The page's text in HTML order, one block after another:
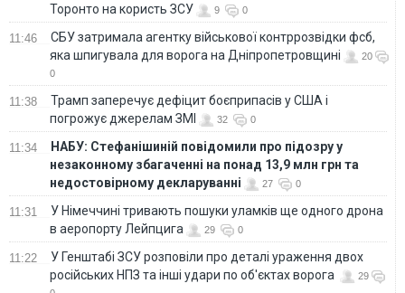
Торонто на користь ЗСУ
9 0
11:46
СБУ затримала агентку військової контррозвідки фсб,
яка шпигувала для ворога на Дніпропетровщині
20
0
11:38
Трамп заперечує дефіцит боєприпасів у США і
погрожує джерелам ЗМІ
32 0
11:34
НАБУ: Стефанішиній повідомили про підозру у
незаконному збагаченні на понад 13,9 млн грн та
недостовірному декларуванні
27 0
11:31
У Німеччині тривають пошуки уламків ще одного дрона
в аеропорту Лейпцига
29 0
11:22
У Генштабі ЗСУ розповіли про деталі ураження двох
російських НПЗ та інші удари по об'єктах ворога
29